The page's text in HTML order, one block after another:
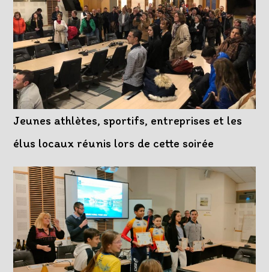
Jeunes athlètes, sportifs, entreprises et les
élus locaux réunis lors de cette soirée